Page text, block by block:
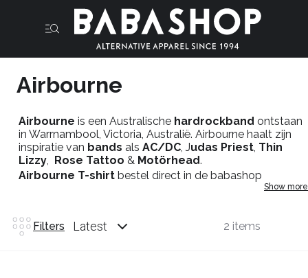
Airbourne
Airbourne is een Australische hardrockband ontstaan
in Warrnambool, Victoria, Australië. Airbourne haalt zijn
inspiratie van bands alsAC/DC, Judas Priest, Thin
Lizzy, Rose Tattoo & Motörhead.
Airbourne T-shirt bestel direct in de babashop
webshop online of kom naar de Babashop winkel inShow more
Filters Latest 2 items